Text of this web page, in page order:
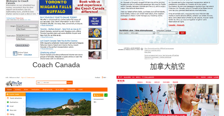
Coach Canada 加拿大航空